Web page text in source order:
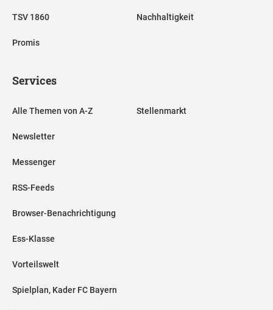
TSV 1860
Promis
Nachhaltigkeit
Services
Alle Themen von A-Z
Newsletter
Messenger
RSS-Feeds
Browser-Benachrichtigung
Ess-Klasse
Vorteilswelt
Spielplan, Kader FC Bayern
Stellenmarkt